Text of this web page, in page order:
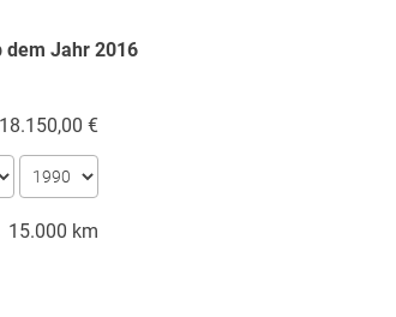
dem Jahr 2016
18.150,00 €
15.000 km